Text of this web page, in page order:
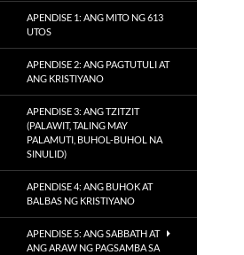
APENDISE 1: ANG MITO NG 613
UTOS
APENDISE 2: ANG PAGTUTULI AT
ANG KRISTIYANO
APENDISE 3: ANG TZITZIT
(PALAWIT, TALING MAY
PALAMUTI, BUHOL-BUHOL NA
SINULID)
APENDISE 4: ANG BUHOK AT
BALBAS NG KRISTIYANO
APENDISE 5: ANG SABBATH AT
ANG ARAW NG PAGSAMBA SA